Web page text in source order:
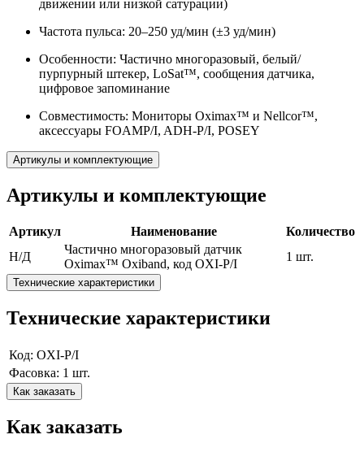
движении или низкой сатурации)
Частота пульса: 20–250 уд/мин (±3 уд/мин)
Особенности: Частично многоразовый, белый/
пурпурный штекер, LoSat™, сообщения датчика,
цифровое запоминание
Совместимость: Мониторы Oximax™ и Nellcor™,
аксессуары FOAMP/I, ADH-P/I, POSEY
Артикулы и комплектующие
Артикулы и комплектующие
Артикул Наименование
Количество
Н/Д
Частично многоразовый датчик
Oximax™ Oxiband, код OXI-P/I
1 шт.
Технические характеристики
Технические характеристики
Код: OXI-P/I
Фасовка: 1 шт.
Как заказать
Как заказать